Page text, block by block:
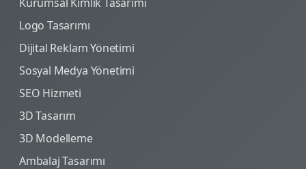
Logo Tasarımı
Dijital Reklam Yönetimi
Sosyal Medya Yönetimi
SEO Hizmeti
3D Tasarım
3D Modelleme
Ambalaj Tasarımı